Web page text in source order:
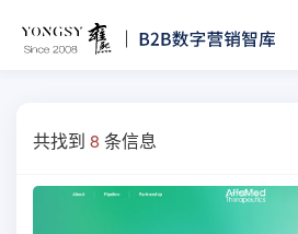
共找到 8 条信息